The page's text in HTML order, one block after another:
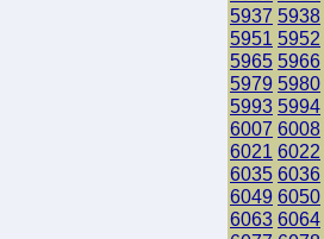
5937 5938
5951 5952
5965 5966
5979 5980
5993 5994
6007 6008
6021 6022
6035 6036
6049 6050
6063 6064